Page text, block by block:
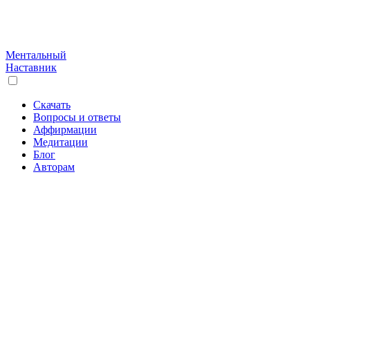
Ментальный
Наставник
Скачать
Вопросы и ответы
Аффирмации
Медитации
Блог
Авторам